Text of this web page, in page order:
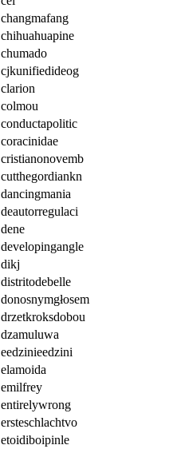
changmafang
chihuahuapine
chumado
cjkunifiedideog
clarion
colmou
conductapolitic
coracinidae
cristianonovemb
cutthegordiankn
dancingmania
deautorregulaci
dene
developingangle
dikj
distritodebelle
donosnymgłosem
drzetkroksdobou
dzamuluwa
eedzinieedzini
elamoida
emilfrey
entirelywrong
ersteschlachtvo
etoidiboipinle